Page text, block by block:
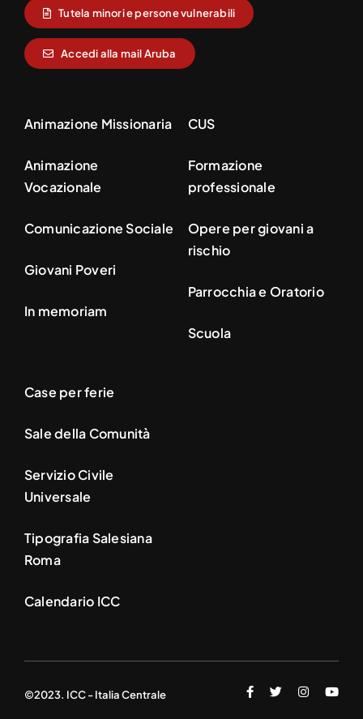
Tutela minori e persone vulnerabili
Accedi alla mail Aruba
Animazione Missionaria
Animazione
Vocazionale
Comunicazione Sociale
Giovani Poveri
In memoriam
CUS
Formazione
professionale
Opere per giovani a
rischio
Parrocchia e Oratorio
Scuola
Case per ferie
Sale della Comunità
Servizio Civile
Universale
Tipografia Salesiana
Roma
Calendario ICC
©2023. ICC - Italia Centrale